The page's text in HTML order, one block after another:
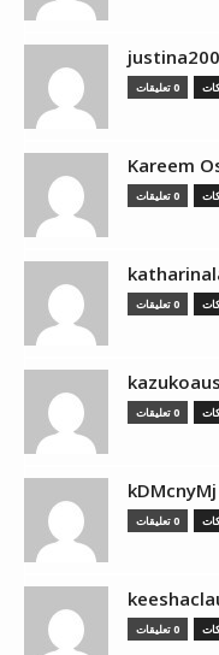
0 تعليقات
Kareem
0 تعليقات
0 تعليقات
0 تعليقات
kDMcnyMj
0 تعليقات
0 تعليقات